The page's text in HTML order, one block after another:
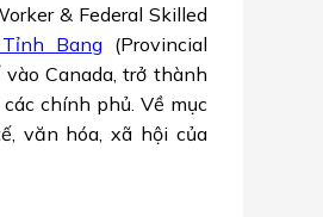
& Federal Skilled
Bang (Provincial
Canada, trở thành
chính phủ. Về mục
văn hóa, xã hội của